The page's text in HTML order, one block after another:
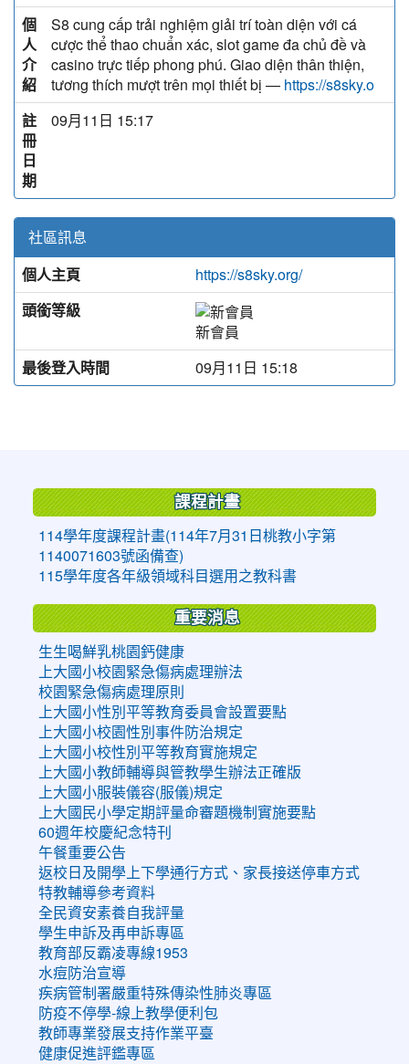
個
人
介
紹
S8 cung cấp trải nghiệm giải trí toàn diện với cá
cược thể thao chuẩn xác, slot game đa chủ đề và
casino trực tiếp phong phú. Giao diện thân thiện,
tương thích mượt trên mọi thiết bị — https://s8sky.o
註
冊
日
期
09月11日 15:17
社區訊息
個人主頁
https://s8sky.org/
頭銜等級
新會員
最後登入時間
09月11日 15:18
課程計畫
114學年度課程計畫(114年7月31日桃教小字第
1140071603號函備查)
115學年度各年級領域科目選用之教科書
重要消息
生生喝鮮乳桃園鈣健康
上大國小校園緊急傷病處理辦法
校園緊急傷病處理原則
上大國小性別平等教育委員會設置要點
上大國小校園性別事件防治規定
上大國小校性別平等教育實施規定
上大國小教師輔導與管教學生辦法正確版
上大國小服裝儀容(服儀)規定
上大國民小學定期評量命審題機制實施要點
60週年校慶紀念特刊
午餐重要公告
返校日及開學上下學通行方式、家長接送停車方式
特教輔導參考資料
全民資安素養自我評量
學生申訴及再申訴專區
教育部反霸凌專線1953
水痘防治宣導
疾病管制署嚴重特殊傳染性肺炎專區
防疫不停學-線上教學便利包
教師專業發展支持作業平臺
健康促進評鑑專區